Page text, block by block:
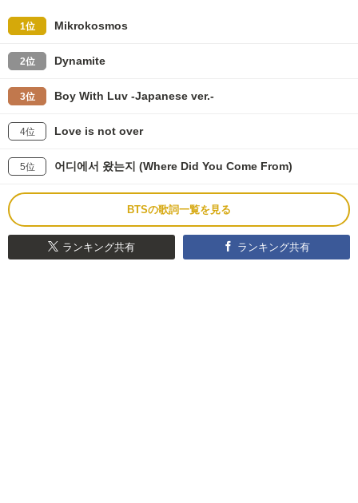
1位 Mikrokosmos
2位 Dynamite
3位 Boy With Luv -Japanese ver.-
4位 Love is not over
5位 어디에서 왔는지 (Where Did You Come From)
BTSの歌詞一覧を見る
ランキング共有 ランキング共有